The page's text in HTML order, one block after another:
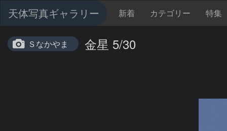
天体写真ギャラリー 新着 カテゴリー 特集
Ｓなかやま 金星 5/30